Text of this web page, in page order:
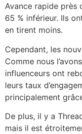
Avance rapide près
65 % inférieur. Ils
en tirent moins.
Cependant, les
Comme nous
influenceurs ont
leurs taux
principalement
De plus, il y a
mais il est